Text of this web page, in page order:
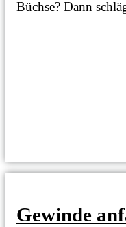
Büchse? Dann
Gewinde